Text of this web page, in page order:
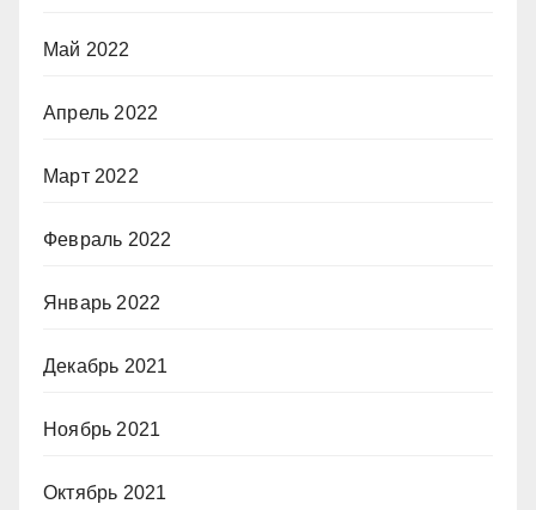
Май 2022
Апрель 2022
Март 2022
Февраль 2022
Январь 2022
Декабрь 2021
Ноябрь 2021
Октябрь 2021